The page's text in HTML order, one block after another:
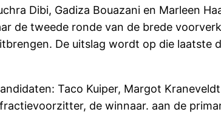
Dibi, Gadiza Bouazani en Marleen
de tweede ronde van de brede
De uitslag wordt op die laatste
Taco Kuiper, Margot
de winnaar. aan de